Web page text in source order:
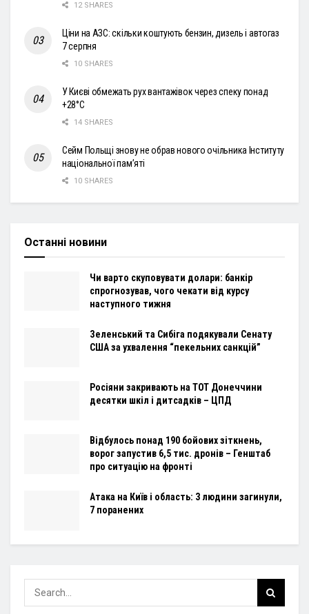
12 SHARES
Ціни на АЗС: скільки коштують бензин, дизель і автогаз
7 серпня
10 SHARES
У Києві обмежать рух вантажівок через спеку понад
+28°С
14 SHARES
Сейм Польщі знову не обрав нового очільника Інституту
національної пам’яті
10 SHARES
Останні новини
Чи варто скуповувати долари: банкір
спрогнозував, чого чекати від курсу
наступного тижня
Зеленський та Сибіга подякували Сенату
США за ухвалення “пекельних санкцій”
Росіяни закривають на ТОТ Донеччини
десятки шкіл і дитсадків – ЦПД
Відбулось понад 190 бойових зіткнень,
ворог запустив 6,5 тис. дронів – Генштаб
про ситуацію на фронті
Атака на Київ і область: 3 людини загинули,
7 поранених